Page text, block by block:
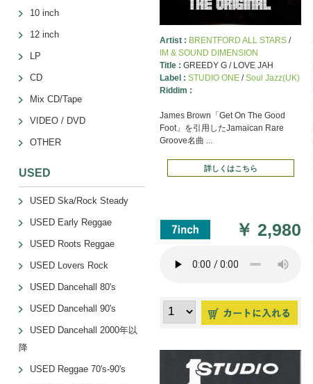
Artist : BRENTFORD ALL STARS /
IM & SOUND DIMENSION
Title :GREEDY G / LOVE JAH
Label :STUDIO ONE /Soul Jazz(UK)
Riddim :
James Brown「Get On The Good
Foot」を引用したJamaican Rare
Groove名曲 ...
詳しくはこちら
￥2,980
10 inch
12 inch
LP
CD
Mix CD/Tape
VIDEO / DVD
OTHER
USED
USED Ska/Rock Steady
USED Early Reggae
USED Roots Reggae
USED Lovers Rock
USED Dancehall 80's
USED Dancehall 90's
USED Dancehall 2000年以
降
USED Reggae 70's-90's